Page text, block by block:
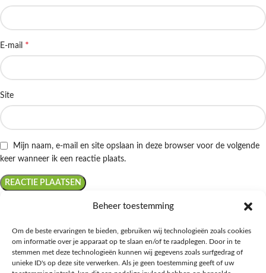
Beheer toestemming
Om de beste ervaringen te bieden, gebruiken wij technologieën zoals cookies
om informatie over je apparaat op te slaan en/of te raadplegen. Door in te
stemmen met deze technologieën kunnen wij gegevens zoals surfgedrag of
unieke ID's op deze site verwerken. Als je geen toestemming geeft of uw
E-mail *
Site
Mijn naam, e-mail en site opslaan in deze browser voor de volgende
keer wanneer ik een reactie plaats.
Ontdek de beste keto-vriendelijke keuzes van Albert Heijn, verrijk je
kennis met onze diepgaande blogs over het keto-dieet, en deel jouw
favoriete keto recepten in onze bruisende online gemeenschap!